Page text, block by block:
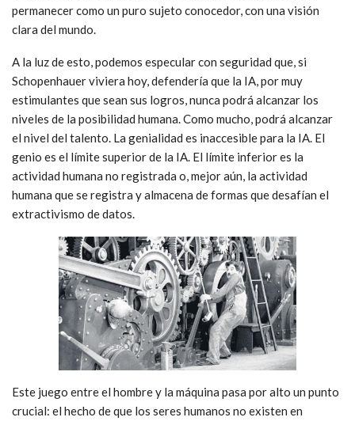
permanecer como un puro sujeto conocedor, con una visión
clara del mundo.
A la luz de esto, podemos especular con seguridad que, si
Schopenhauer viviera hoy, defendería que la IA, por muy
estimulantes que sean sus logros, nunca podrá alcanzar los
niveles de la posibilidad humana. Como mucho, podrá alcanzar
el nivel del talento. La genialidad es inaccesible para la IA. El
genio es el límite superior de la IA. El límite inferior es la
actividad humana no registrada o, mejor aún, la actividad
humana que se registra y almacena de formas que desafían el
extractivismo de datos.
Este juego entre el hombre y la máquina pasa por alto un punto
crucial: el hecho de que los seres humanos no existen en